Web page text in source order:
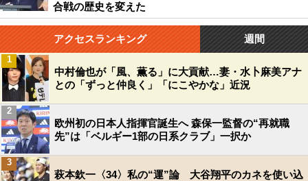
合戦の歴史を変えた
アクセスランキング 週間
中村倫也が「風、薫る」に大貢献…妻・水卜麻美アナ
との「ずっと仲良く」「にこやかな」近況
1
欧州初の日本人指揮官誕生へ 森保一監督の“再就職
先”は「ベルギー1部の日系クラブ」一択か
2
萩本欽一〈34〉私の“運”論 大谷翔平のカネを使い込
3